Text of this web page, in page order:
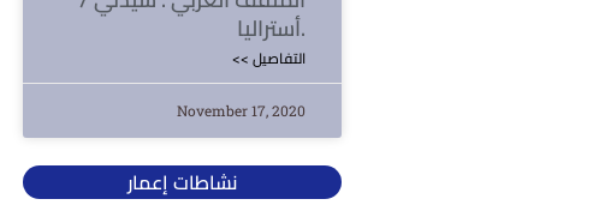
أستراليا.
<< التفاصيل
November 17, 2020
نشاطات إعمار